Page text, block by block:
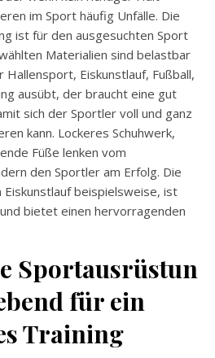
im Sport häufig Unfälle. Die
ist für den ausgesuchten Sport
Materialien sind belastbar
Hallensport, Eiskunstlauf, Fußball,
ausübt, der braucht eine gut
sich der Sportler voll und ganz
kann. Lockeres Schuhwerk,
Füße lenken vom
den Sportler am Erfolg. Die
Eiskunstlauf beispielsweise, ist
bietet einen hervorragenden
Sportausrüstung
für ein
Training